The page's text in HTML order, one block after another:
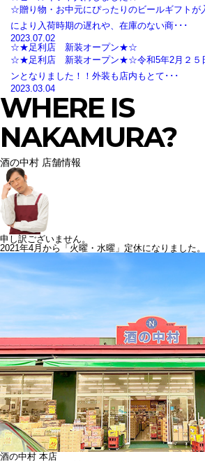
☆贈り物・お中元にぴったりのビールギフ
により入荷時期の遅れや、在庫のない商･･･
2023.07.02
☆★足利店 新装オープン★☆
☆★足利店 新装オープン★☆令和5年2月２５
ンとなりました！！外装も店内もとて･･･
2023.03.04
WHERE IS
NAKAMURA?
酒の中村 店舗情報
申し訳ございません。
2021年4月から「火曜・水曜」定休になりました。
酒の中村 本店